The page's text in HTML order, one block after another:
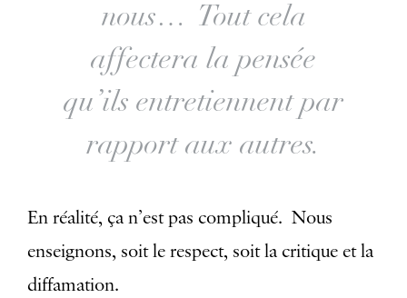
nous… Tout cela
affectera la pensée
qu’ils entretiennent par
rapport aux autres.
En réalité, ça n’est pas compliqué. Nous
enseignons, soit le respect, soit la critique et la
diffamation.